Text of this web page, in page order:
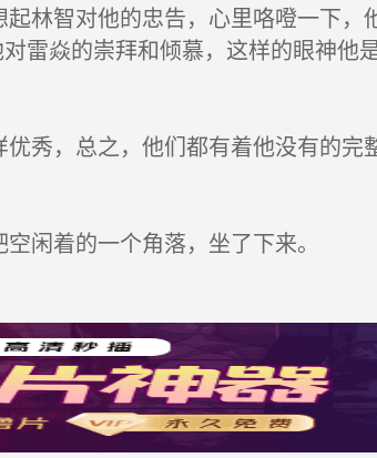
林智对他的忠告，心里咯噔一下，
雷焱的崇拜和倾慕，这样的眼神他
秀，总之，他们都有着他没有的完
闲着的一个角落，坐了下来。